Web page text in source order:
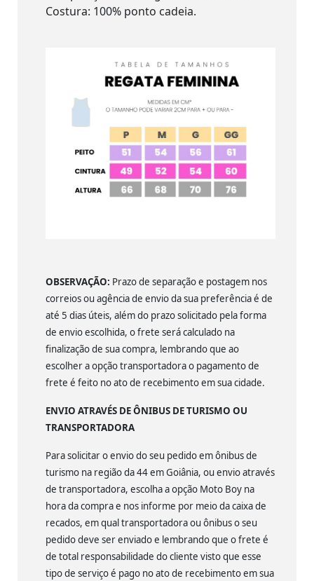
Costura: 100% ponto cadeia.
OBSERVAÇÃO: Prazo de separação e postagem nos
correios ou agência de envio da sua preferência é de
até 5 dias úteis, além do prazo solicitado pela forma
de envio escolhida, o frete será calculado na
finalização de sua compra, lembrando que ao
escolher a opção transportadora o pagamento de
frete é feito no ato de recebimento em sua cidade.
ENVIO ATRAVÉS DE ÔNIBUS DE TURISMO OU
TRANSPORTADORA
Para solicitar o envio do seu pedido em ônibus de
turismo na região da 44 em Goiânia, ou envio através
de transportadora, escolha a opção Moto Boy na
hora da compra e nos informe por meio da caixa de
recados, em qual transportadora ou ônibus o seu
pedido deve ser enviado e lembrando que o frete é
de total responsabilidade do cliente visto que esse
tipo de serviço é pago no ato de recebimento em sua